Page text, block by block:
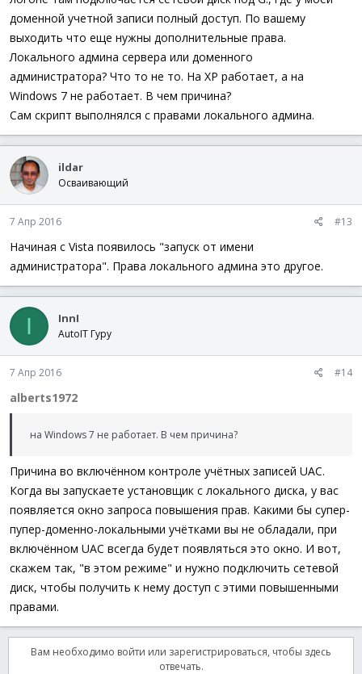
администратора.
доменной учетной записи полный доступ. По вашему
выходить что еще нужны дополнительные права.
Локального админа сервера или доменного
администратора? Что то не то. На XP работает, а на
Windows 7 не работает. В чем причина?
Сам скрипт выполнялся с правами локального админа.
ildar
Осваивающий
7 Апр 2016 #13
Начиная с Vista появилось "запуск от имени
администратора". Права локального админа это другое.
I InnI
AutoIT Гуру
7 Апр 2016 #14
alberts1972
на Windows 7 не работает. В чем причина?
Причина во включённом контроле учётных записей UAC.
Когда вы запускаете установщик с локального диска, у вас
появляется окно запроса повышения прав. Какими бы супер-
пупер-доменно-локальными учётками вы не обладали, при
включённом UAC всегда будет появляться это окно. И вот,
скажем так, "в этом режиме" и нужно подключить сетевой
диск, чтобы получить к нему доступ с этими повышенными
правами.
Вам необходимо войти или зарегистрироваться, чтобы здесь
отвечать.